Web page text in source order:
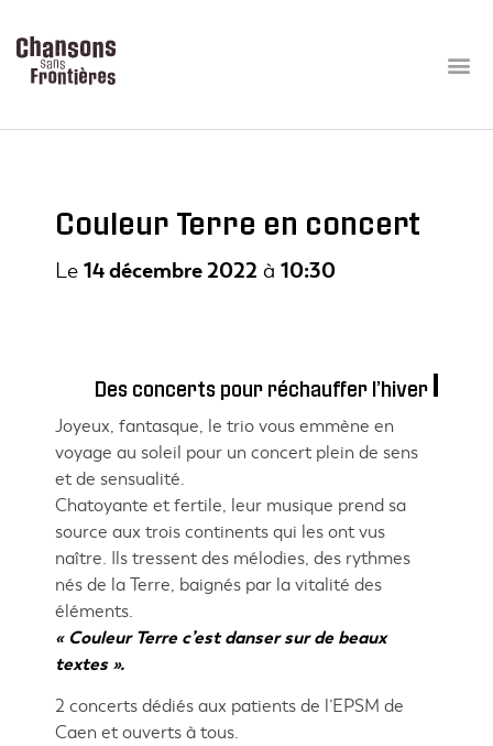
Couleur Terre en concert
Le 14 décembre 2022 à 10:30
Des concerts pour réchauffer l’hiver
Joyeux, fantasque, le trio vous emmène en
voyage au soleil pour un concert plein de sens
et de sensualité.
Chatoyante et fertile, leur musique prend sa
source aux trois continents qui les ont vus
naître. Ils tressent des mélodies, des rythmes
nés de la Terre, baignés par la vitalité des
éléments.
« Couleur Terre c’est danser sur de beaux
textes ».
2 concerts dédiés aux patients de l’EPSM de
Caen et ouverts à tous.